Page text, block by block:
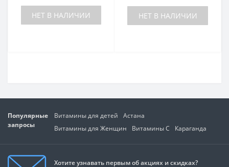
НЕТ В НАЛИЧИИ НЕТ В НАЛИЧИИ
Популярные
запросы
Витамины для детей
Астана
Витамины для Женщин
Витамины C Караганда
Хотите узнавать первым об акциях и скидках?